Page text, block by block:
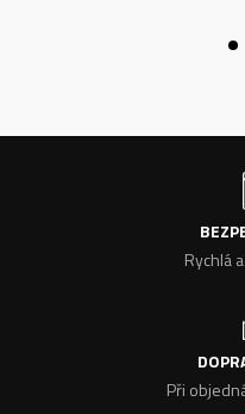
Rychlá
Při